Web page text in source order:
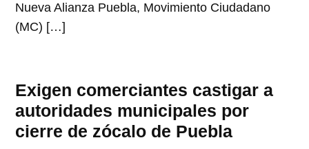
Nueva Alianza Puebla, Movimiento Ciudadano
(MC) […]
Exigen comerciantes castigar a
autoridades municipales por
cierre de zócalo de Puebla